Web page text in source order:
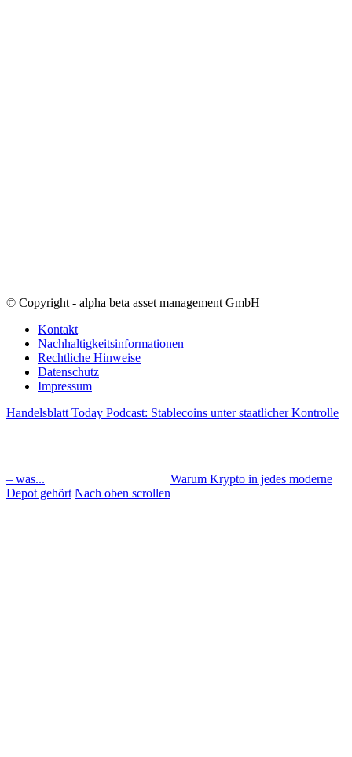
© Copyright - alpha beta asset management GmbH
Kontakt
Nachhaltigkeitsinformationen
Rechtliche Hinweise
Datenschutz
Impressum
Handelsblatt Today Podcast: Stablecoins unter staatlicher Kontrolle
– was...
Warum Krypto in jedes moderne
Depot gehört Nach oben scrollen